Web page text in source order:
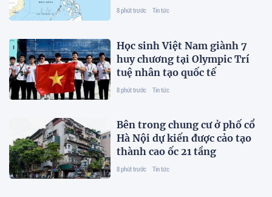
8 phút trước Tin tức
Học sinh Việt Nam giành 7
huy chương tại Olympic Trí
tuệ nhân tạo quốc tế
8 phút trước Tin tức
Bên trong chung cư ở phố cổ
Hà Nội dự kiến được cảo tạo
thành cao ốc 21 tầng
8 phút trước Tin tức